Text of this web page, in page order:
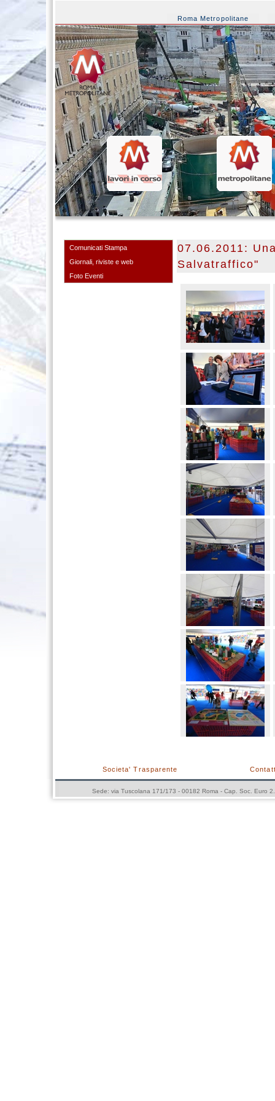
Roma Metropolitane
Comunicati Stampa
Giornali, riviste e web
Foto Eventi
07.06.2011:
Salvatraffico"
Societa' Trasparente
Sede: via Tuscolana 171/173 - 00182 Roma - Cap. Soc. Euro